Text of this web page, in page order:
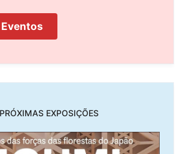
PRÓXIMAS EXPOSIÇÕES